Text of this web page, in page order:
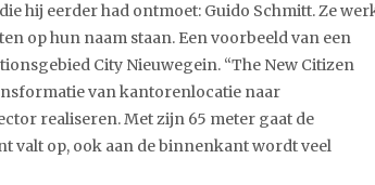
hij eerder had ontmoet: Guido Schmitt. Ze
op hun naam staan. Een voorbeeld van een
City Nieuwegein. “The New Citizen
van kantorenlocatie naar
realiseren. Met zijn 65 meter gaat de
valt op, ook aan de binnenkant wordt veel